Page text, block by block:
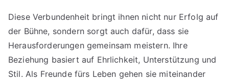
Diese Verbundenheit bringt ihnen nicht nur Erfolg auf
der Bühne, sondern sorgt auch dafür, dass sie
Herausforderungen gemeinsam meistern. Ihre
Beziehung basiert auf Ehrlichkeit, Unterstützung und
Stil. Als Freunde fürs Leben gehen sie miteinander